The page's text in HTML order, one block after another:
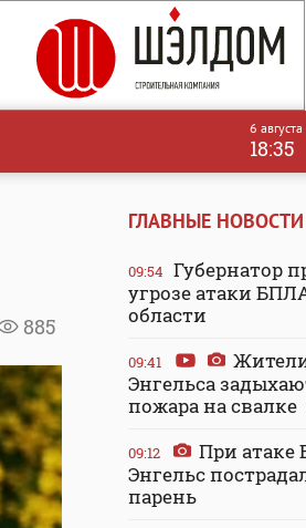
6 августа
18:35
885
ГЛАВНЫЕ НОВОСТИ
09:54 Губернатор
угрозе атаки
области
09:41
Энгельса
пожара на свалке
09:12
При атаке
Энгельс
парень